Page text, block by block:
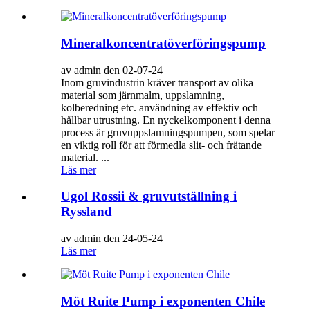
Mineralkoncentratöverföringspump
av admin den 02-07-24
Inom gruvindustrin kräver transport av olika
material som järnmalm, uppslamning,
kolberedning etc. användning av effektiv och
hållbar utrustning. En nyckelkomponent i denna
process är gruvuppslamningspumpen, som spelar
en viktig roll för att förmedla slit- och frätande
material. ...
Läs mer
Ugol Rossii & gruvutställning i
Ryssland
av admin den 24-05-24
Läs mer
Möt Ruite Pump i exponenten Chile